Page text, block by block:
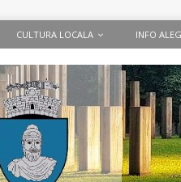
CULTURA LOCALA INFO